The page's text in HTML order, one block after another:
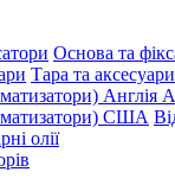
Основа та
Тара та аксесуари
олії